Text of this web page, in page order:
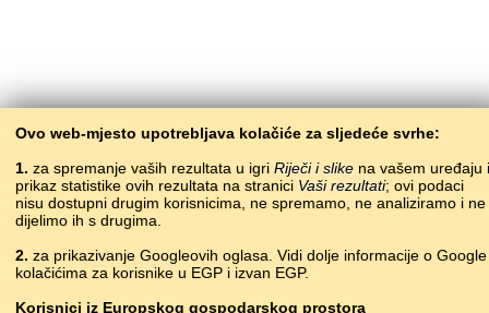
Ovo web-mjesto upotrebljava kolačiće za sljedeće svrhe:
1. za spremanje vaših rezultata u igri Riječi i slike na vašem uređaju i
prikaz statistike ovih rezultata na stranici Vaši rezultati; ovi podaci
nisu dostupni drugim korisnicima, ne spremamo, ne analiziramo i ne
dijelimo ih s drugima.
2. za prikazivanje Googleovih oglasa. Vidi dolje informacije o Google
kolačićima za korisnike u EGP i izvan EGP.
Korisnici iz Europskog gospodarskog prostora